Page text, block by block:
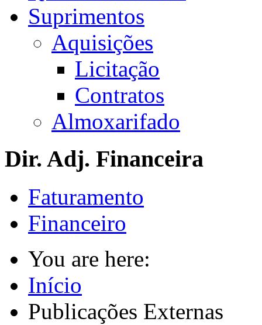
Suprimentos
Aquisições
Licitação
Contratos
Almoxarifado
Dir. Adj. Financeira
Faturamento
Financeiro
You are here:
Início
Publicações Externas